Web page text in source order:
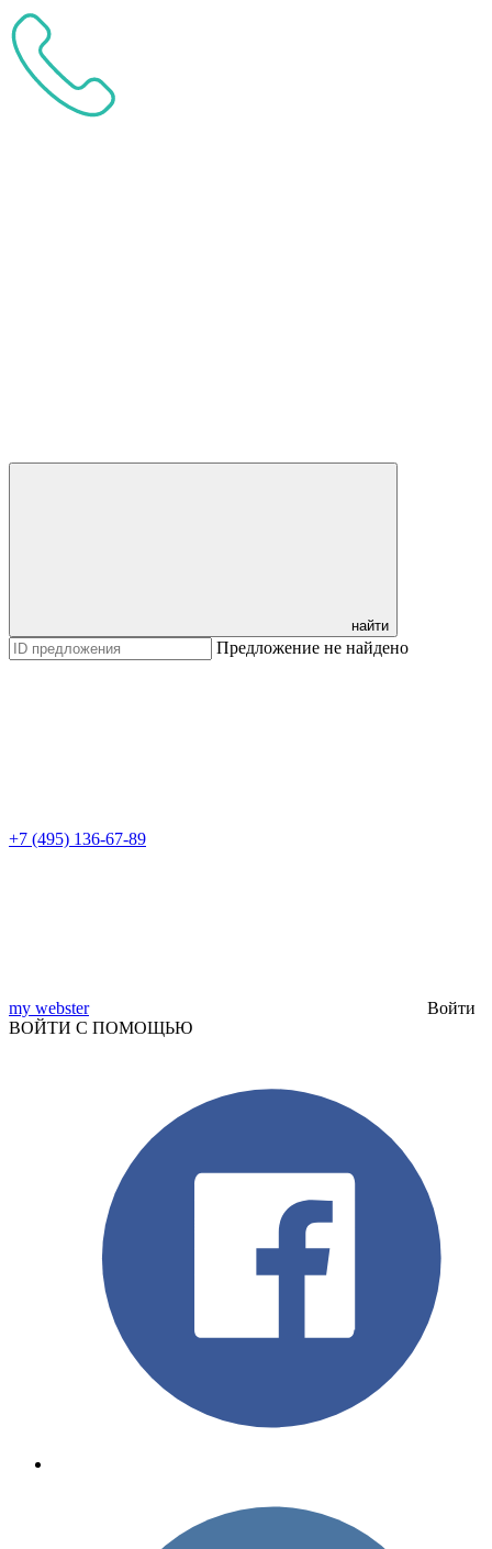
найти
Предложение не найдено
+7 (495) 136-67-89
my webster
Войти
ВОЙТИ С ПОМОЩЬЮ